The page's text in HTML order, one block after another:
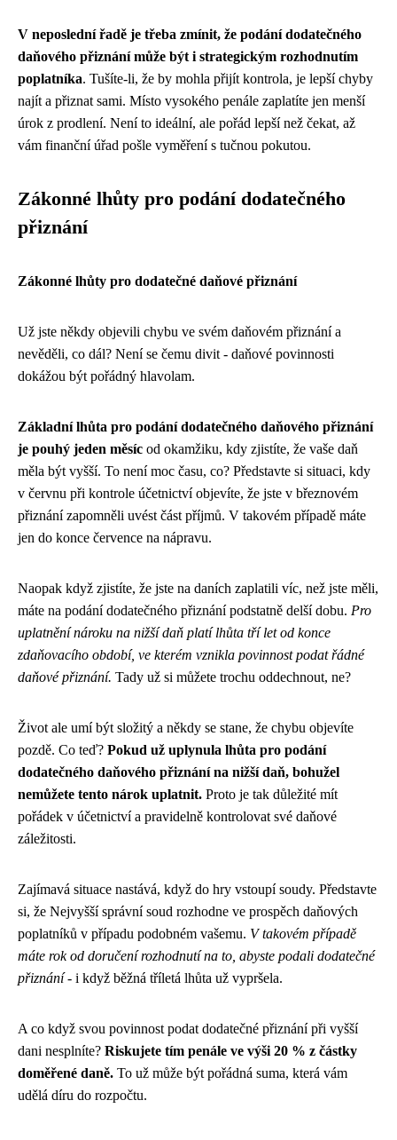
V neposlední řadě je třeba zmínit, že podání dodatečného
daňového přiznání může být i strategickým rozhodnutím
poplatníka. Tušíte-li, že by mohla přijít kontrola, je lepší chyby
najít a přiznat sami. Místo vysokého penále zaplatíte jen menší
úrok z prodlení. Není to ideální, ale pořád lepší než čekat, až
vám finanční úřad pošle vyměření s tučnou pokutou.
Zákonné lhůty pro podání dodatečného
přiznání
Zákonné lhůty pro dodatečné daňové přiznání
Už jste někdy objevili chybu ve svém daňovém přiznání a
nevěděli, co dál? Není se čemu divit - daňové povinnosti
dokážou být pořádný hlavolam.
Základní lhůta pro podání dodatečného daňového přiznání
je pouhý jeden měsíc od okamžiku, kdy zjistíte, že vaše daň
měla být vyšší. To není moc času, co? Představte si situaci, kdy
v červnu při kontrole účetnictví objevíte, že jste v březnovém
přiznání zapomněli uvést část příjmů. V takovém případě máte
jen do konce července na nápravu.
Naopak když zjistíte, že jste na daních zaplatili víc, než jste měli,
máte na podání dodatečného přiznání podstatně delší dobu. Pro
uplatnění nároku na nižší daň platí lhůta tří let od konce
zdaňovacího období, ve kterém vznikla povinnost podat řádné
daňové přiznání. Tady už si můžete trochu oddechnout, ne?
Život ale umí být složitý a někdy se stane, že chybu objevíte
pozdě. Co teď? Pokud už uplynula lhůta pro podání
dodatečného daňového přiznání na nižší daň, bohužel
nemůžete tento nárok uplatnit. Proto je tak důležité mít
pořádek v účetnictví a pravidelně kontrolovat své daňové
záležitosti.
Zajímavá situace nastává, když do hry vstoupí soudy. Představte
si, že Nejvyšší správní soud rozhodne ve prospěch daňových
poplatníků v případu podobném vašemu. V takovém případě
máte rok od doručení rozhodnutí na to, abyste podali dodatečné
přiznání- i když běžná tříletá lhůta už vypršela.
A co když svou povinnost podat dodatečné přiznání při vyšší
dani nesplníte? Riskujete tím penále ve výši 20 % z částky
doměřené daně. To už může být pořádná suma, která vám
udělá díru do rozpočtu.